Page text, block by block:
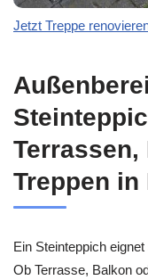
Jetzt Treppe
Terrassen,
Treppen in
Ein Steinteppich
Ob Terrasse, Balkon